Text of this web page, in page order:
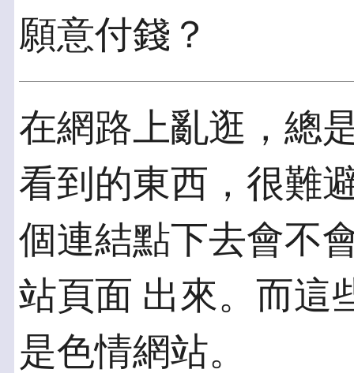
願意付錢？
在網路上亂逛，總
看到的東西，很難
個連結點下去會不
站頁面 出來。而這
是色情網站。